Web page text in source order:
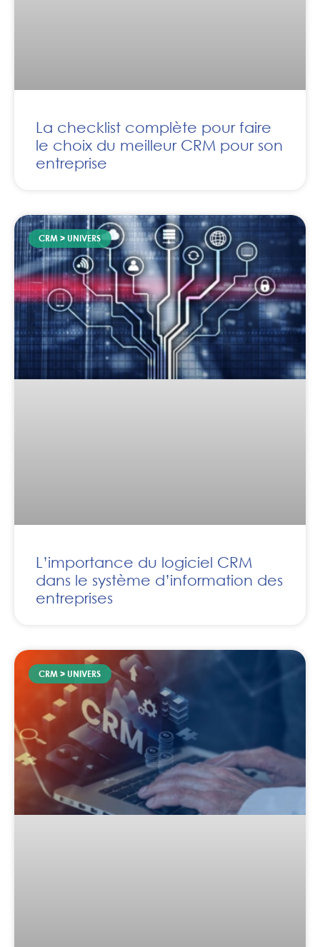
La checklist complète pour faire
le choix du meilleur CRM pour son
entreprise
CRM > UNIVERS
L’importance du logiciel CRM
dans le système d’information des
entreprises
CRM > UNIVERS